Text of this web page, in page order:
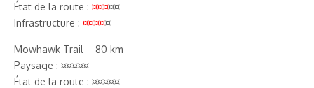
État de la route : ¤¤¤¤¤
Infrastructure : ¤¤¤¤¤
Mowhawk Trail – 80 km
Paysage : ¤¤¤¤¤
État de la route : ¤¤¤¤¤